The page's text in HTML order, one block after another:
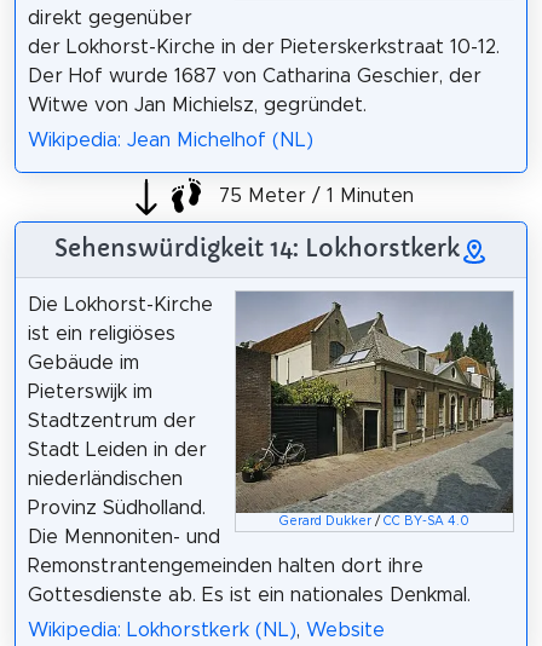
direkt gegenüber
der Lokhorst-Kirche in der Pieterskerkstraat 10-12.
Der Hof wurde 1687 von Catharina Geschier, der
Witwe von Jan Michielsz, gegründet.
Wikipedia: Jean Michelhof (NL)
75 Meter / 1 Minuten
Sehenswürdigkeit 14: Lokhorstkerk
Gerard Dukker /CC BY-SA 4.0
Die Lokhorst-Kirche
ist ein religiöses
Gebäude im
Pieterswijk im
Stadtzentrum der
Stadt Leiden in der
niederländischen
Provinz Südholland.
Die Mennoniten- und
Remonstrantengemeinden halten dort ihre
Gottesdienste ab. Es ist ein nationales Denkmal.
Wikipedia: Lokhorstkerk (NL), Website